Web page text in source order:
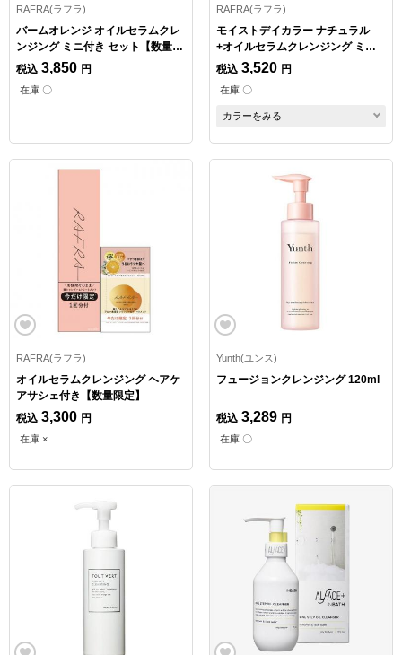
RAFRA(ラフラ)
バームオレンジ オイルセラムクレ
ンジング ミニ付き セット【数量限
定】
税込 3,850 円
在庫 〇
RAFRA(ラフラ)
モイストデイカラー ナチュラル
+オイルセラムクレンジング ミニ
サイズ付【数量限定】
税込 3,520 円
在庫 〇
カラーをみる
RAFRA(ラフラ)
オイルセラムクレンジング ヘアケ
アサシェ付き【数量限定】
税込 3,300 円
在庫 ×
Yunth(ユンス)
フュージョンクレンジング 120ml
税込 3,289 円
在庫 〇